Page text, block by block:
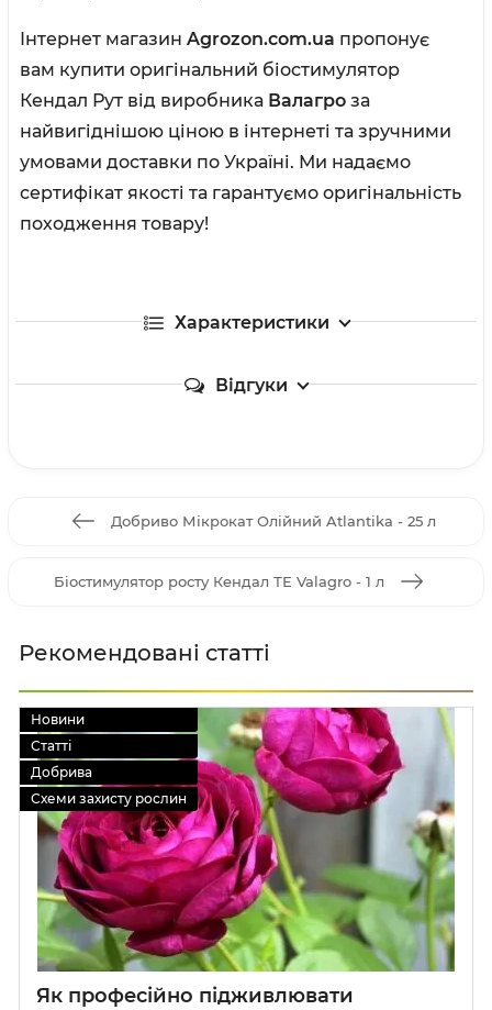
Інтернет магазин Agrozon.com.ua пропонує
вам купити оригінальний біостимулятор
Кендал Рут від виробника Валагро за
найвигіднішою ціною в інтернеті та зручними
умовами доставки по Україні. Ми надаємо
сертифікат якості та гарантуємо оригінальність
походження товару!
Характеристики
Відгуки
Добриво Мікрокат Олійний Atlantika - 25 л
Біостимулятор росту Кендал ТЕ Valagro - 1 л
Рекомендовані статті
Новини
Статті
Добрива
Схеми захисту рослин
Як професійно підживлювати